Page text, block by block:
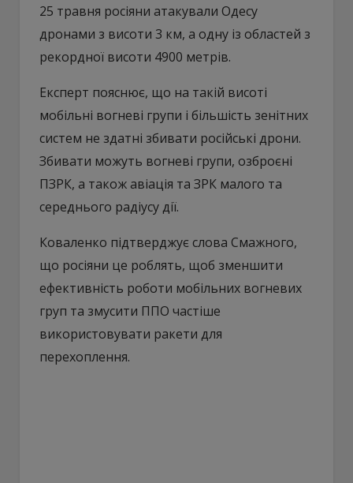
25 травня росіяни атакували Одесу
дронами з висоти 3 км, а одну із областей з
рекордної висоти 4900 метрів.
Експерт пояснює, що на такій висоті
мобільні вогневі групи і більшість зенітних
систем не здатні збивати російські дрони.
Збивати можуть вогневі групи, озброєні
ПЗРК, а також авіація та ЗРК малого та
середнього радіусу дії.
Коваленко підтверджує слова Смажного,
що росіяни це роблять, щоб зменшити
ефективність роботи мобільних вогневих
груп та змусити ППО частіше
використовувати ракети для
перехоплення.